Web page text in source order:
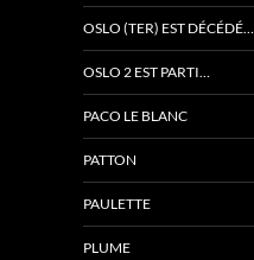
OSLO (TER) EST DÉCÉDÉ…
OSLO 2 EST PARTI…
PACO LE BLANC
PATTON
PAULETTE
PLUME